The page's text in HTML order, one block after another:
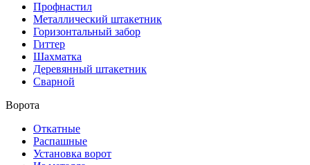
Профнастил
Металлический штакетник
Горизонтальный забор
Гиттер
Шахматка
Деревянный штакетник
Сварной
Ворота
Откатные
Распашные
Установка ворот